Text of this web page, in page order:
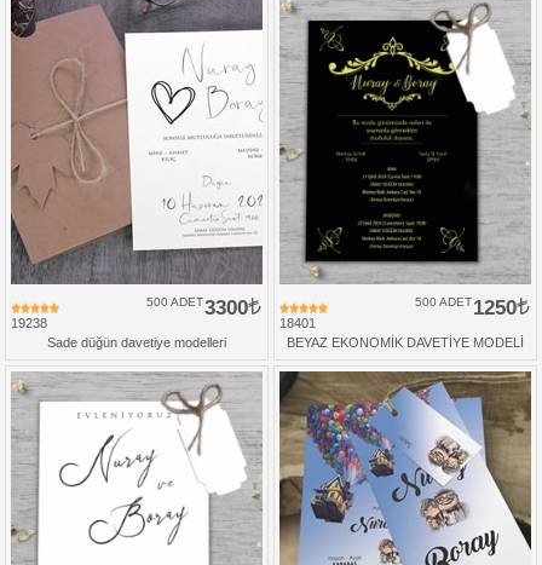
19238
3300
500 ADET
Sade düğün davetiye modelleri
18401
1250
500 ADET
BEYAZ EKONOMİK DAVETİYE MODELİ